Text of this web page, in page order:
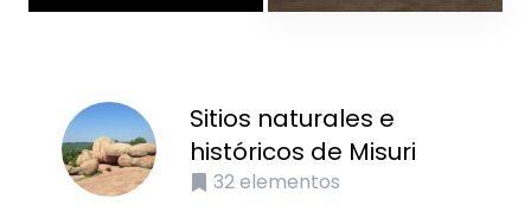
Sitios naturales e
históricos de Misuri
32elementos